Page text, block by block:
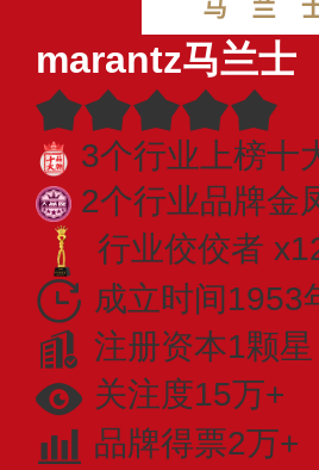
marantz马兰士
3个行业上榜十
2个行业品牌金
行业佼佼者
成立时间1953
注册资本1颗星
关注度15万+
品牌得票2万+